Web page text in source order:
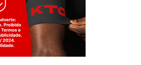
18+